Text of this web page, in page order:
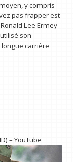
y compris
pas frapper est
Lee Ermey
son
carrière
– YouTube